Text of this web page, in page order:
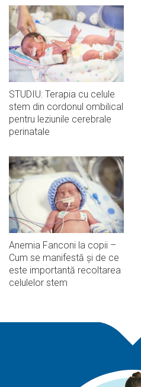
STUDIU: Terapia cu celule
stem din cordonul ombilical
pentru leziunile cerebrale
perinatale
Anemia Fanconi la copii –
Cum se manifestă și de ce
este importantă recoltarea
celulelor stem